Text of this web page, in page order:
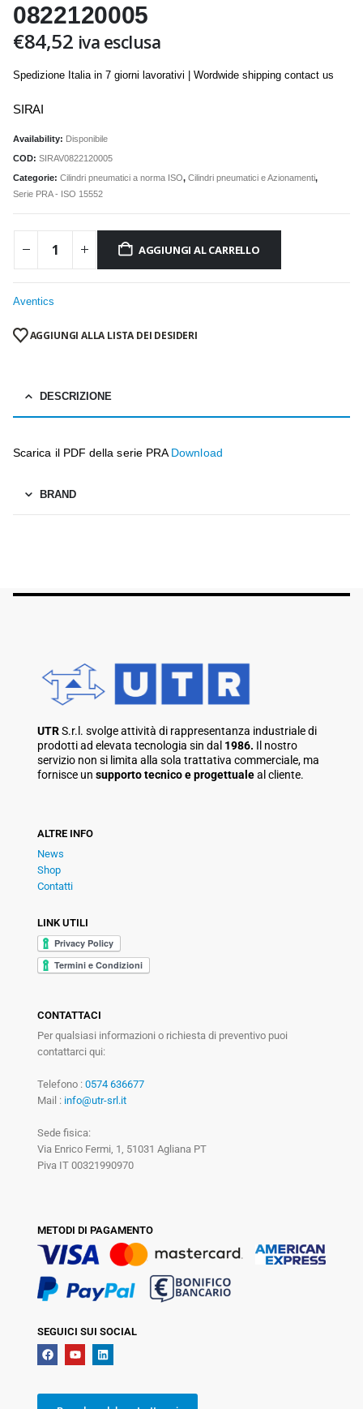
0822120005
€84,52 iva esclusa
Spedizione Italia in 7 giorni lavorativi | Wordwide shipping contact us
SIRAI
Availability: Disponibile
COD: SIRAV0822120005
Categorie: Cilindri pneumatici a norma ISO, Cilindri pneumatici e Azionamenti,
Serie PRA - ISO 15552
AGGIUNGI AL CARRELLO
Aventics
AGGIUNGI ALLA LISTA DEI DESIDERI
DESCRIZIONE
Scarica il PDF della serie PRA Download
BRAND
UTRS.r.l. svolge attività di rappresentanza industriale di
prodotti ad elevata tecnologia sin dal 1986. Il nostro
servizio non si limita alla sola trattativa commerciale, ma
fornisce un supporto tecnico e progettualeal cliente.
ALTRE INFO
News
Shop
Contatti
LINK UTILI
CONTATTACI
Per qualsiasi informazioni o richiesta di preventivo puoi
contattarci qui:
Telefono : 0574 636677
Mail : info@utr-srl.it
Sede fisica:
Via Enrico Fermi, 1, 51031 Agliana PT
Piva IT 00321990970
METODI DI PAGAMENTO
SEGUICI SUI SOCIAL